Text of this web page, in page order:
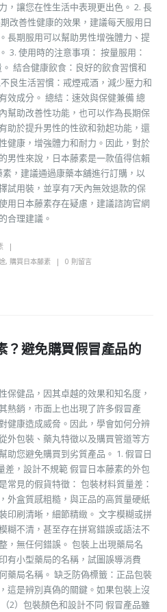
，讓您在性生活中表現更出色。 2. 長
改善性健康的效果，建議每天服用日
長期服用可以幫助男性增強體力、提
3. 使用時的注意事項： 按量服用：
結合健康飲食：良好的飲食習慣和
良生活習慣：戒煙戒酒，減少壓力和
效成分。 總結：速效與保健兼備 總
幫助改善性功能，也可以作為長期保
助於提升男性的性欲和勃起功能，還
健康，增強體力和耐力。因此，對於
男性來說，日本藤素是一款值得信賴
，建議通過康藥本舖進行訂購，以
試用裝，並享有7天內無效退款的保
用日本藤素存在疑慮，建議諮詢官網
合理建議。
, 購買日本藤素 0 則留言
？避免購買假冒產品的
保健品，因其卓越的效果和知名度，
熱銷，市面上也出現了許多假冒產
健康造成威脅。因此，學會如何分辨
外包裝、藥丸特徵以及購買管道等方
助您避免購買到劣質產品。 1. 假冒日
差，設計不規範 假冒日本藤素的外包
常見的假貨特徵： 包裝材料質量差：
外盒質感粗糙，與正品的高質量硬紙
印刷清晰，細節精緻。 文字模糊或拼
糊不清，甚至存在拼寫錯誤或語法不
，無任何錯誤。 包裝上出現藥局名
有小型藥局的名稱，試圖誤導消費
藥局名稱。 缺乏防偽標籤：正品包裝
這是辨別真偽的關鍵。如果包裝上沒
2）包裝顏色和設計不同 假冒產品雖